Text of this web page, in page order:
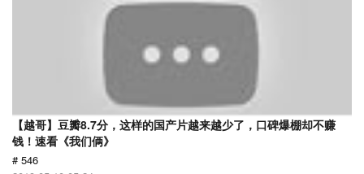
【越哥】豆瓣8.7分，这样的国产片越来越少了，口碑爆棚却不赚
钱！速看《我们俩》
# 546